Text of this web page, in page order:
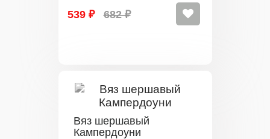
539 ₽ 682 ₽
Вяз шершавый
Кампердоуни